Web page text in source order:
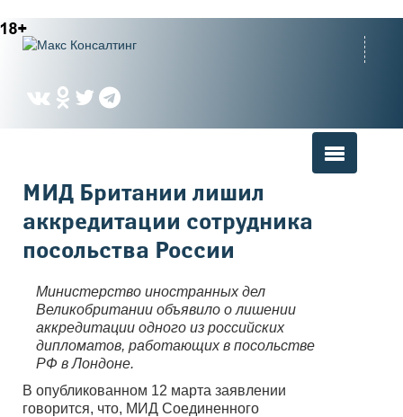
Вы здесь
МИД Британии лишил
аккредитации сотрудника
посольства России
Министерство иностранных дел
Великобритании объявило о лишении
аккредитации одного из российских
дипломатов, работающих в посольстве
РФ в Лондоне.
В опубликованном 12 марта заявлении
говорится, что, МИД Соединенного